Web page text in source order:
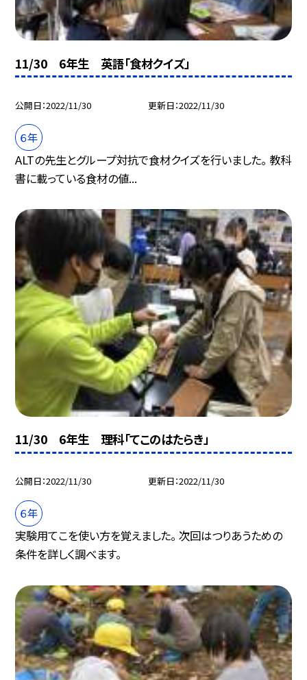
11/30 6年生 英語「食材クイズ」
公開日 2022/11/30 更新日 2022/11/30
６年
ALTの先生とグループ対抗で食材クイズを行いました。 教科
書に載っている食材の値...
11/30 6年生 理科「てこのはたらき」
公開日 2022/11/30 更新日 2022/11/30
６年
実験用てこを使い方を覚えました。 次回はつりあうための
条件を詳しく調べます。